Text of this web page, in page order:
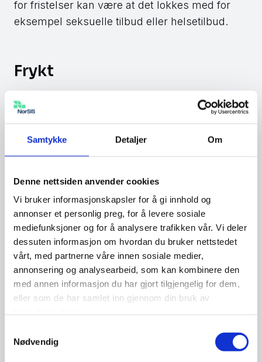
Samtykke Detaljer Om
Denne nettsiden anvender cookies
Vi bruker informasjonskapsler for å gi innhold og
annonser et personlig preg, for å levere sosiale
mediefunksjoner og for å analysere trafikken vår. Vi deler
dessuten informasjon om hvordan du bruker nettstedet
vårt, med partnerne våre innen sosiale medier,
annonsering og analysearbeid, som kan kombinere den
med annen informasjon du har gjort tilgjengelig for dem,
eller som de har samlet inn gjennom din bruk av
Nødvendig
for fristelser kan være at det lokkes med for
eksempel seksuelle tilbud eller helsetilbud.
Frykt
Svindleren forsøker ofte å skremme deg til å
gjøre noe. For eksempel kan det dukke opp
oppdaget virus på maskinen eller mobilen din.
falskt antivirusprogram. Svindlere bruker også
ofte frykt for å skape en følelse av dårlig tid og
hastverk. Poenget med å gi deg en følelse av
hast er å distrahere deg fra “Stopp – Tenk –
Klikk”-tankegangen. Svindleren vil få deg til å
handle før du rekker å tenke deg om og
dobbeltsjekker informasjonen du er gitt. På den
måten blir sannsynlighet for vinst blir større.
Tillit